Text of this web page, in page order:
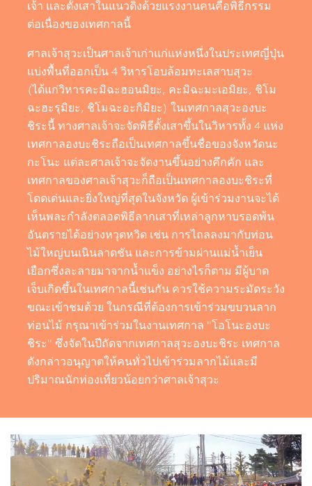
เจ้า และตั้งเสาในแนวดิ่งด้วยแรงงานคนคือพิธีกรรม
ต่อเนื่องของเทศกาลนี้
ศาลเจ้าสุวะเป็นศาลเจ้าเก่าแก่แห่งหนึ่งในประเทศญี่ปุ่น
แบ่งพื้นที่ออกเป็น 4 วิหารโอบล้อมทะเลสาบสุวะ
(ได้แก่วิหารคะมิฉะฮอนมิยะ, คะมิฉะมะเอมิยะ, ชิโม
ฉะฮะรุมิยะ, ชิโมฉะอะกิมิยะ) ในเทศกาลสุวะองบะ
ชิระนี้ ทางศาลเจ้าจะจัดพิธีตั้งเสาขึ้นในวิหารทั้ง 4 แห่ง
เทศกาลองบะชิระถือเป็นเทศกาลขึ้นชื่อของจังหวัดนะ
กะโนะ แต่ละศาลเจ้าจะจัดงานขึ้นอย่างคึกคัก และ
เทศกาลของศาลเจ้าสุวะก็ถือเป็นเทศกาลองบะชิระที่
โดดเด่นและยิ่งใหญ่ที่สุดในจังหวัด ผู้เข้าร่วมงานจะได้
เห็นพละกำลังตลอดพิธีลากเสาที่เหล่าลูกหาบรอดพ้น
อันตรายได้อย่างหวุดหวิด เช่น การไถลลงมากับท่อน
ไม้ใหญ่บนเนินลาดชัน และการข้ามผ่านแม่น้ำเย็น
เยือกซึ่งละลายมาจากน้ำแข็ง อย่างไรก็ตาม มีผู้บาด
เจ็บเกิดขึ้นในเทศกาลนี้เช่นกัน ควรใช้ความระมัดระวัง
ขณะเข้าชมด้วย ในกรณีที่ต้องการเข้าร่วมขบวนลาก
ท่อนไม้ กรุณาเข้าร่วมในงานเทศกาล "โอโนะองบะ
ชิระ" ซึ่งจัดในปีถัดจากเทศกาลสุวะองบะชิระ เทศกาล
ดังกล่าวอนุญาตให้คนทั่วไปเข้าร่วมลากไม้และมี
ปริมาณนักท่องเที่ยวน้อยกว่าศาลเจ้าสุวะ